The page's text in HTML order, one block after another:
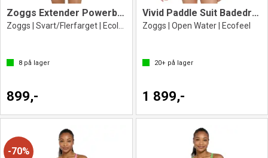
Zoggs Extender Powerback
Zoggs | Svart/Flerfarget | Ecolast+
8 på lager
899,-
Vivid Paddle Suit Badedrakt
Zoggs | Open Water | Ecofeel
20+på lager
1 899,-
70%